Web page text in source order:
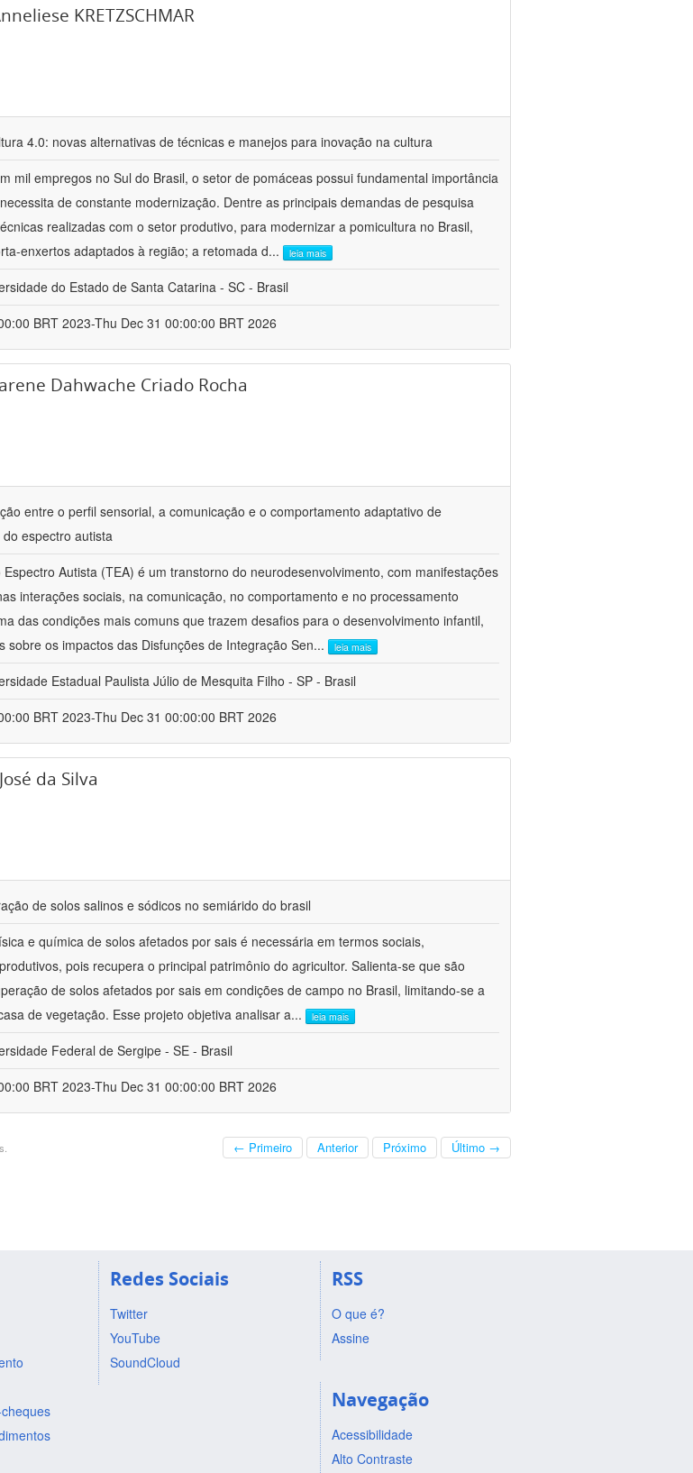
KRETZSCHMAR
4.0: novas alternativas de técnicas e manejos para inovação na cultura
mil empregos no Sul do Brasil, o setor de pomáceas possui fundamental importância
de constante modernização. Dentre as principais demandas de pesquisa
realizadas com o setor produtivo, para modernizar a pomicultura no Brasil,
enxertos adaptados à região; a retomada d... leia mais
do Estado de Santa Catarina - SC - Brasil
BRT 2023-Thu Dec 31 00:00:00 BRT 2026
Dahwache Criado Rocha
entre o perfil sensorial, a comunicação e o comportamento adaptativo de
espectro autista
Autista (TEA) é um transtorno do neurodesenvolvimento, com manifestações
interações sociais, na comunicação, no comportamento e no processamento
das condições mais comuns que trazem desafios para o desenvolvimento infantil,
sobre os impactos das Disfunções de Integração Sen... leia mais
Estadual Paulista Júlio de Mesquita Filho - SP - Brasil
BRT 2023-Thu Dec 31 00:00:00 BRT 2026
da Silva
de solos salinos e sódicos no semiárido do brasil
e química de solos afetados por sais é necessária em termos sociais,
pois recupera o principal patrimônio do agricultor. Salienta-se que são
de solos afetados por sais em condições de campo no Brasil, limitando-se a
de vegetação. Esse projeto objetiva analisar a... leia mais
Federal de Sergipe - SE - Brasil
BRT 2023-Thu Dec 31 00:00:00 BRT 2026
← Primeiro Anterior Próximo Último →
Redes Sociais
Twitter
YouTube
SoundCloud
RSS
O que é?
Assine
Navegação
Acessibilidade
Alto Contraste